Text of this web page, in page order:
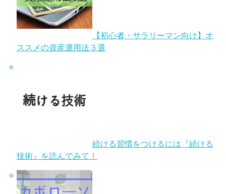
【初心者・サラリーマン向け】オ
ススメの資産運用法３選
続ける習慣をつけるには『続ける
技術』を読んでみて！